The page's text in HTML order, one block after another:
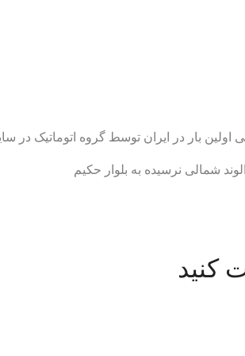
اولین بار در ایران توسط گروه
شمالی نرسیده به بلوار حکیم
کنید